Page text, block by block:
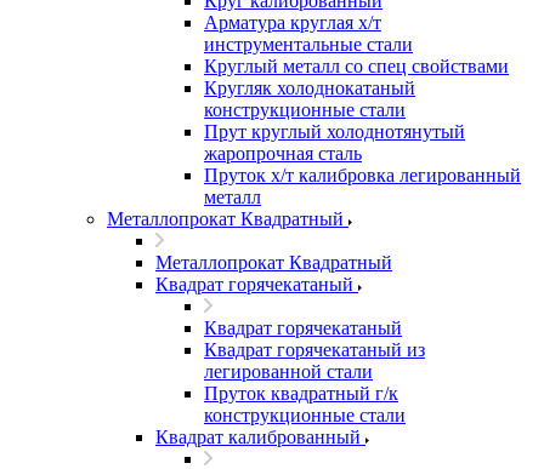
Арматура круглая х/т
инструментальные стали
Круглый металл со спец свойствами
Кругляк холоднокатаный
конструкционные стали
Прут круглый холоднотянутый
жаропрочная сталь
Пруток х/т калибровка легированный
металл
Металлопрокат Квадратный
Металлопрокат Квадратный
Квадрат горячекатаный
Квадрат горячекатаный
Квадрат горячекатаный из
легированной стали
Пруток квадратный г/к
конструкционные стали
Квадрат калиброванный